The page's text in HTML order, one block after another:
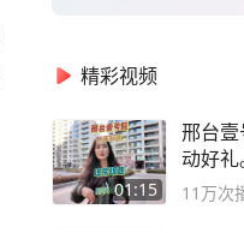
精彩视频
01:15
邢台
动好礼
11万次